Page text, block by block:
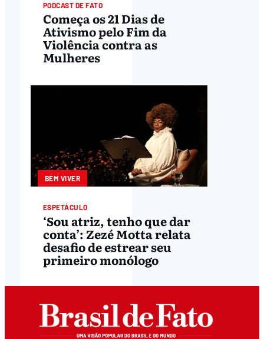
PODCAST DE FATO
Começa os 21 Dias de
Ativismo pelo Fim da
Violência contra as
Mulheres
BEM VIVER
ESPETÁCULO
‘Sou atriz, tenho que dar
conta’: Zezé Motta relata
desafio de estrear seu
primeiro monólogo